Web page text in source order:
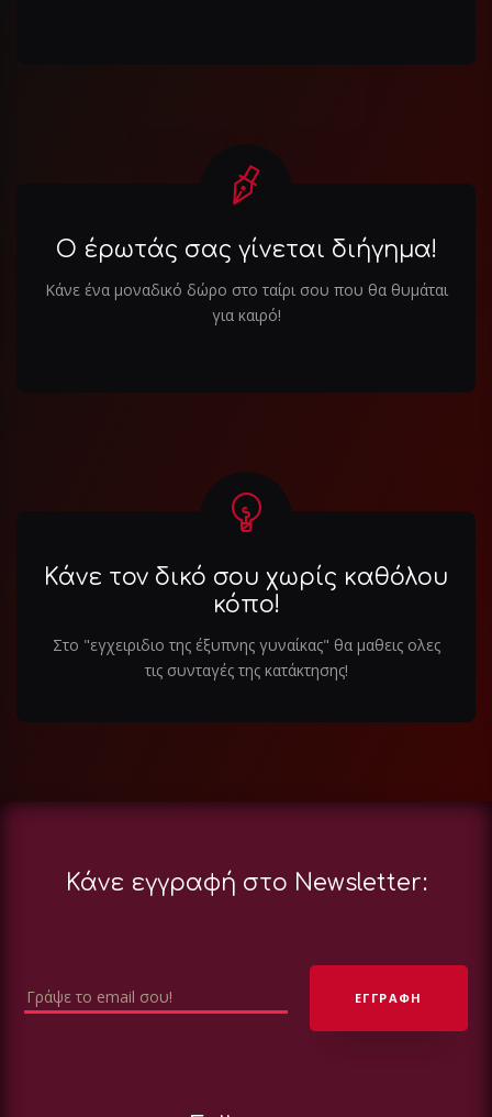
Ο έρωτάς σας γίνεται διήγημα!
Κάνε ένα μοναδικό δώρο στο ταίρι σου που θα θυμάται
για καιρό!
Κάνε τον δικό σου χωρίς καθόλου
κόπο!
Στο "εγχειριδιο της έξυπνης γυναίκας" θα μαθεις ολες
τις συνταγές της κατάκτησης!
Κάνε εγγραφή στο Newsletter: